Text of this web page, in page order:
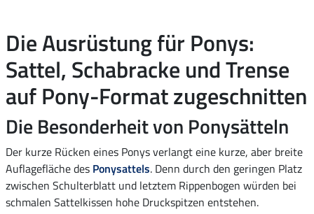
Die Ausrüstung für Ponys:
Sattel, Schabracke und Trense
auf Pony-Format zugeschnitten
Die Besonderheit von Ponysätteln
Der kurze Rücken eines Ponys verlangt eine kurze, aber breite
Auflagefläche des Ponysattels. Denn durch den geringen Platz
zwischen Schulterblatt und letztem Rippenbogen würden bei
schmalen Sattelkissen hohe Druckspitzen entstehen.